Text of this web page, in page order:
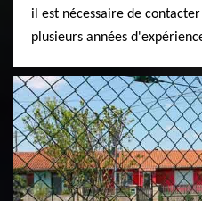
il est nécessaire de
plusieurs années